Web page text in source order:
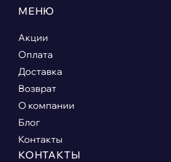
МЕНЮ
Акции
Оплата
Доставка
Возврат
О компании
Блог
Контакты
КОНТАКТЫ